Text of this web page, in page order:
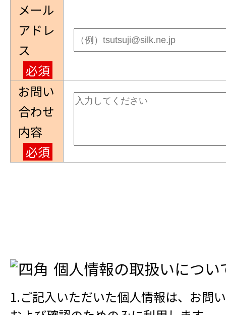
メール
アドレ
ス
必須
お問い
合わせ
内容
必須
個人情報の取扱いについ
1.ご記入いただいた個人情報は、お問